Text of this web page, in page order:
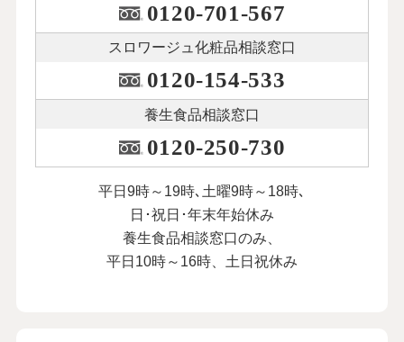
0120-701-567
スロワージュ化粧品相談窓口
0120-154-533
養生食品相談窓口
0120-250-730
平日9時～19時､土曜9時～18時､
日･祝日･年末年始休み
養生食品相談窓口のみ、
平日10時～16時、土日祝休み